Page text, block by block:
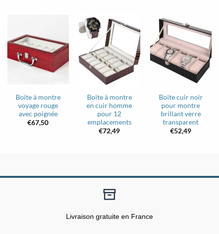
Boite à montre
voyage rouge
avec poignée
€67,50
Boite à montre
en cuir homme
pour 12
emplacements
€72,49
Boite cuir noir
pour montre
brillant verre
transparent
€52,49
Livraison gratuite en France